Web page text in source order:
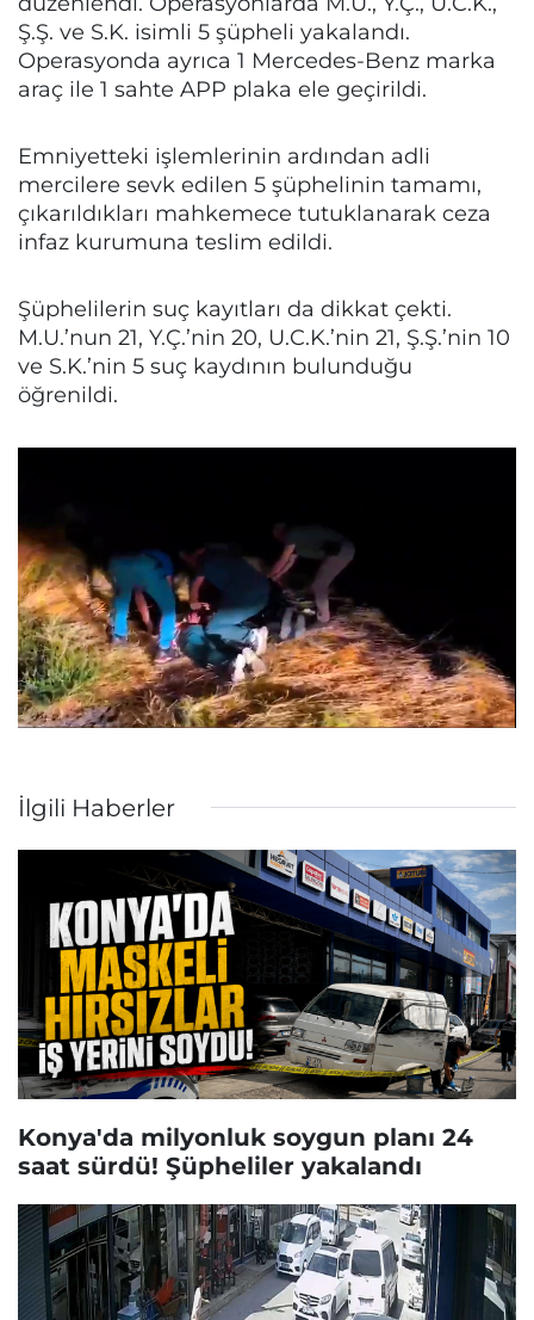
Ş.Ş. ve S.K. isimli 5 şüpheli yakalandı.
Operasyonda ayrıca 1 Mercedes-Benz marka
araç ile 1 sahte APP plaka ele geçirildi.
Emniyetteki işlemlerinin ardından adli
mercilere sevk edilen 5 şüphelinin tamamı,
çıkarıldıkları mahkemece tutuklanarak ceza
infaz kurumuna teslim edildi.
Şüphelilerin suç kayıtları da dikkat çekti.
M.U.’nun 21, Y.Ç.’nin 20, U.C.K.’nin 21, Ş.Ş.’nin 10
ve S.K.’nin 5 suç kaydının bulunduğu
öğrenildi.
İlgili Haberler
Konya'da milyonluk soygun planı 24
saat sürdü! Şüpheliler yakalandı